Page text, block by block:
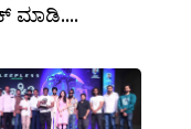
ಮಾಡಿ....